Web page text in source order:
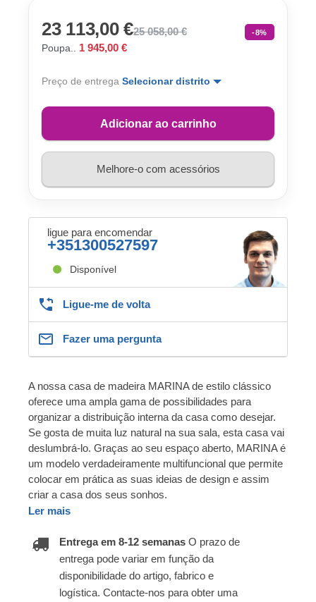
23 113,00 €25 058,00 € -8%
Poupa.. 1 945,00 €
Preço de entrega Selecionar distrito
Adicionar ao carrinho
Melhore-o com acessórios
ligue para encomendar
+351300527597
Disponível
Ligue-me de volta
Fazer uma pergunta
A nossa casa de madeira MARINA de estilo clássico
oferece uma ampla gama de possibilidades para
organizar a distribuição interna da casa como desejar.
Se gosta de muita luz natural na sua sala, esta casa vai
deslumbrá-lo. Graças ao seu espaço aberto, MARINA é
um modelo verdadeiramente multifuncional que permite
colocar em prática as suas ideias de design e assim
criar a casa dos seus sonhos.
Ler mais
Entrega em 8-12 semanas O prazo de
entrega pode variar em função da
disponibilidade do artigo, fabrico e
logística. Contacte-nos para obter uma